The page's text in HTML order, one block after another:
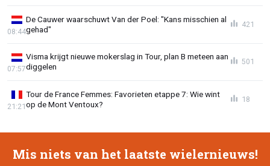
De Cauwer waarschuwt Van der Poel: "Kans misschien al
gehad"
08:44
421
Visma krijgt nieuwe mokerslag in Tour, plan B meteen aan
diggelen
07:57
501
Tour de France Femmes: Favorieten etappe 7: Wie wint
op de Mont Ventoux?
21:21
18
Mis niets van het laatste wielernieuws!